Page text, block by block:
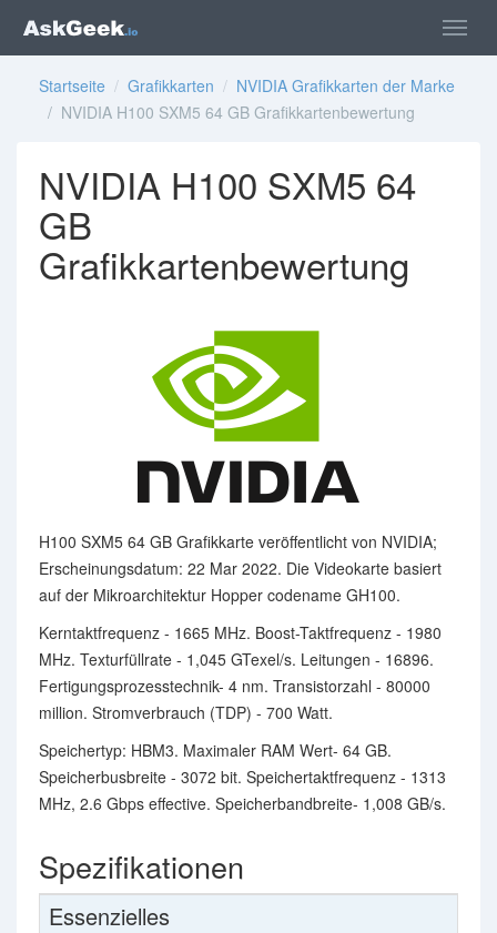
Startseite / Grafikkarten / NVIDIA Grafikkarten der Marke
/ NVIDIA H100 SXM5 64 GB Grafikkartenbewertung
NVIDIA H100 SXM5 64
GB
Grafikkartenbewertung
H100 SXM5 64 GB Grafikkarte veröffentlicht von NVIDIA;
Erscheinungsdatum: 22 Mar 2022. Die Videokarte basiert
auf der Mikroarchitektur Hopper codename GH100.
Kerntaktfrequenz - 1665 MHz. Boost-Taktfrequenz - 1980
MHz. Texturfüllrate - 1,045 GTexel/s. Leitungen - 16896.
Fertigungsprozesstechnik- 4 nm. Transistorzahl - 80000
million. Stromverbrauch (TDP) - 700 Watt.
Speichertyp: HBM3. Maximaler RAM Wert- 64 GB.
Speicherbusbreite - 3072 bit. Speichertaktfrequenz - 1313
MHz, 2.6 Gbps effective. Speicherbandbreite- 1,008 GB/s.
Spezifikationen
Essenzielles